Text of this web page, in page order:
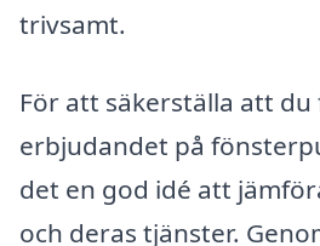
trivsamt.
För att säkerställa att
erbjudandet på
det en god idé att
och deras tjänster.